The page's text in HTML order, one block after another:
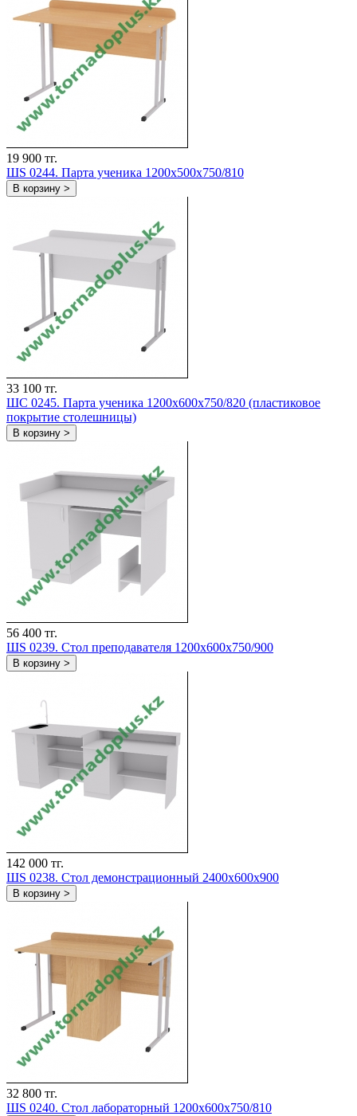
19 900 тг.
ШS 0244. Парта ученика 1200х500х750/810
В корзину >
33 100 тг.
ШC 0245. Парта ученика 1200х600х750/820 (пластиковое
покрытие столешницы)
В корзину >
56 400 тг.
ШS 0239. Стол преподавателя 1200х600х750/900
В корзину >
142 000 тг.
ШS 0238. Стол демонстрационный 2400х600х900
В корзину >
32 800 тг.
ШS 0240. Стол лабораторный 1200х600х750/810